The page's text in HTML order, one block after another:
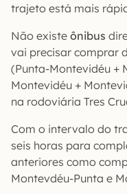
trajeto está mais
Não existe ônibus
vai precisar comprar
(Punta-Montevidéu +
Montevidéu +
na rodoviária Tres
Com o intervalo do
seis horas para
anteriores como
Montevdéu-Punta e